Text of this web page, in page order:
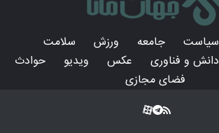
سیاست جامعه ورزش
سلامت
دانش و فناوری عکس ویدیو
حوادث
فضای مجازی